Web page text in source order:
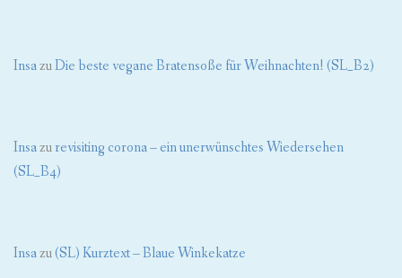
InsazuDie beste vegane Bratensoße für Weihnachten! (SL_B2)
Insazurevisiting corona – ein unerwünschtes Wiedersehen
(SL_B4)
Insazu(SL) Kurztext – Blaue Winkekatze